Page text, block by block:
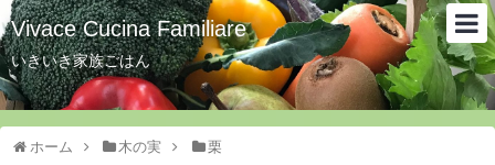
Vivace Cucina Familiare
いきいき家族ごはん
ホーム 木の実 栗